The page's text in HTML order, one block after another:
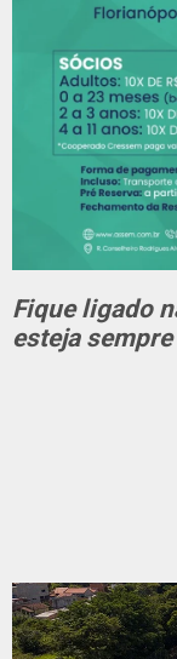
Fique ligado
esteja